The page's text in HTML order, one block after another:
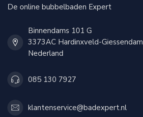
De online bubbelbaden Expert
Binnendams 101 G
3373AC Hardinxveld-Giessendam
Nederland
085 130 7927
klantenservice@badexpert.nl